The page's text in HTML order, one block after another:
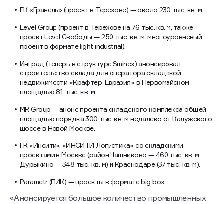
Заявленные проекты девелоперов в формате big-box:
Level Group (проект в Терехове на 76 тыс. кв. м, также
проект Level Свободы — 250 тыс. кв. м, многоуровневый
Инград (теперь в структуре Sminex) анонсировал
строительство склада для оператора складской
недвижимости «Крафтер-Евразия» в Первомайском
MR Group — анонс проекта складского комплекса общей
площадью порядка 300 тыс. кв. м недалеко от Калужского
ГК «Инсити», «ИНСИТИ Логистика» со складскими
проектами в Москве (район Чашниково — 460 тыс. кв. м,
Parametr (ПИК) — проекты в формате big box.